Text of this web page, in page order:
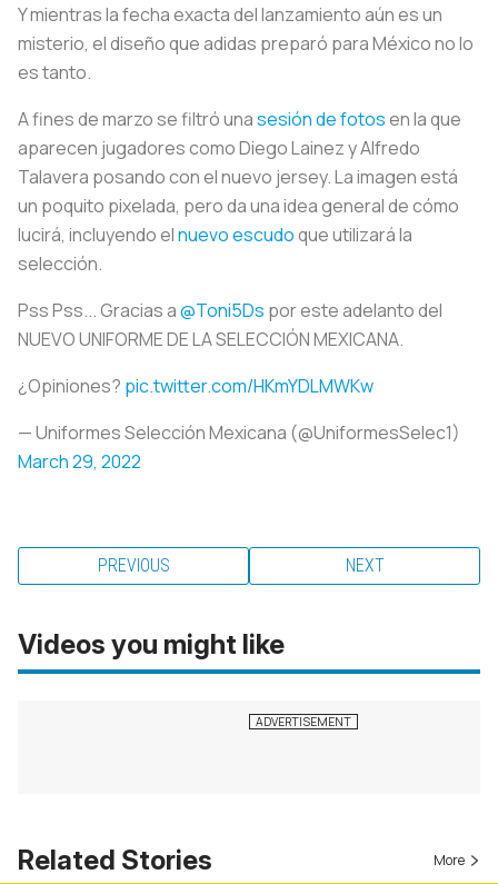
Y mientras la fecha exacta del lanzamiento aún es un
misterio, el diseño que adidas preparó para México no lo
es tanto.
A fines de marzo se filtró unasesión de fotosen la que
aparecen jugadores como Diego Lainez y Alfredo
Talavera posando con el nuevo jersey. La imagen está
un poquito pixelada, pero da una idea general de cómo
lucirá, incluyendo elnuevo escudoque utilizará la
selección.
Pss Pss... Gracias a@Toni5Ds por este adelanto del
NUEVO UNIFORME DE LA SELECCIÓN MEXICANA.
¿Opiniones? pic.twitter.com/HKmYDLMWKw
— Uniformes Selección Mexicana (@UniformesSelec1)
March 29, 2022
PREVIOUS NEXT
Videos you might like
Related Stories More